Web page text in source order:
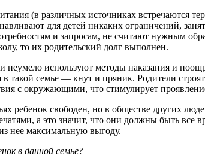
(в различных источниках встречаются
для детей никаких ограничений,
и запросам, не считают нужным
то их родительский долг выполнен.
неумело используют методы наказания и
такой семье — кнут и пряник. Родители
с окружающими, что стимулирует
ребенок свободен, но в обществе других
а это значит, что они должны быть все
нее максимальную выгоду.
в данной семье?